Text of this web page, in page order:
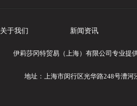
关于我们 新闻资讯
伊莉莎冈特贸易（上海）有限公司专业提
地址：上海市闵行区光华路248号漕